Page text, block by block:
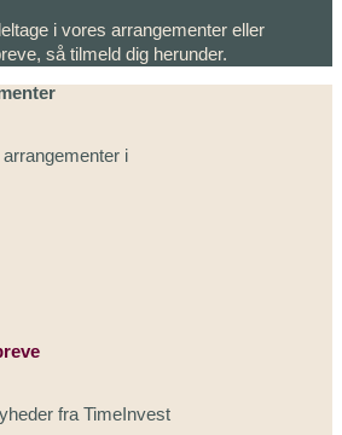
i vores arrangementer eller
så tilmeld dig herunder.
i
fra TimeInvest